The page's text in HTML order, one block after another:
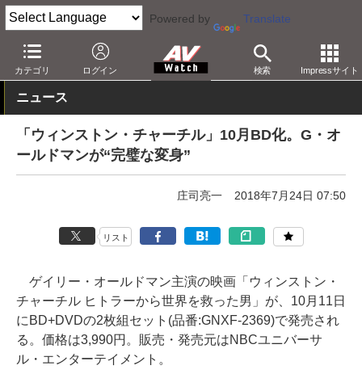
Powered by Translate
カテゴリ ログイン 検索 Impressサイト
AV Watch コンテンツ・サービス BD/DVD
ニュース
「ウィンストン・チャーチル」10月BD化。G・オ
ールドマンが“完璧な変身”
庄司亮一 2018年7月24日 07:50
リスト
ゲイリー・オールドマン主演の映画「ウィンストン・
チャーチル ヒトラーから世界を救った男」が、10月11日
にBD+DVDの2枚組セット(品番:GNXF-2369)で発売され
る。価格は3,990円。販売・発売元はNBCユニバーサ
ル・エンターテイメント。